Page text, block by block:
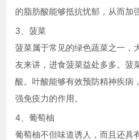
的脂肪酸能够抵抗忧郁，从而加
3、菠菜
菠菜属于常见的绿色蔬菜之一，
友来讲，进食菠菜益处多多。菠
酸。叶酸能够有效预防精神疾病
强免疫力的作用。
4、葡萄柚
葡萄柚不但味道诱人，而且还具